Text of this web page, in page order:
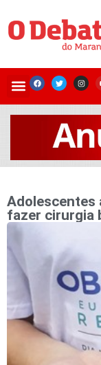
Adolescentes
fazer cirurgia